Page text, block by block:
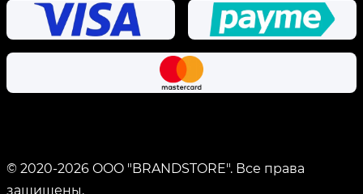
© 2020-2026 OOO "BRANDSTORE". Все права
защищены.